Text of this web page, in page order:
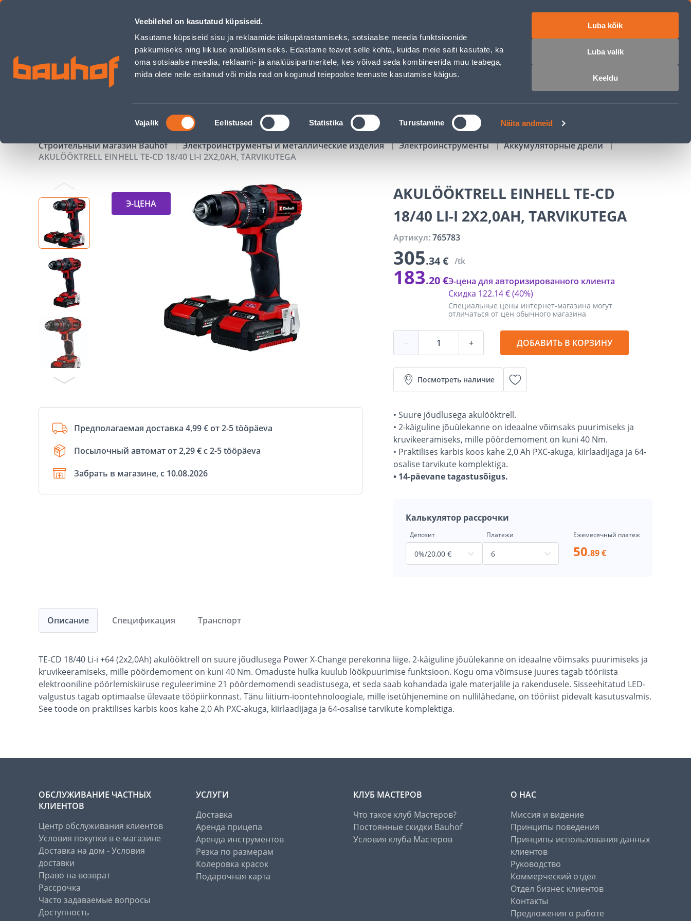
Veebilehel on kasutatud küpsiseid.
Kasutame küpsiseid sisu ja reklaamide isikupärastamiseks, sotsiaalse meedia funktsioonide
pakkumiseks ning liikluse analüüsimiseks. Edastame teavet selle kohta, kuidas meie saiti kasutate, ka
oma sotsiaalse meedia, reklaami- ja analüüsipartneritele, kes võivad seda kombineerida muu teabega,
mida olete neile esitanud või mida nad on kogunud teiepoolse teenuste kasutamise käigus.
Nõusoleku
valik
Vajalik Eelistused Statistika Turustamine Näita andmeid
Luba kõik
Luba valik
Keeldu
AKULÖÖKTRELL EINHELL TE-CD 18/40 LI-I 2X2,0AH, TARVIKUTEGA - Bauhof has loaded
Обслуживание бизнес-клиентов Обслуживание частных клиентов Услуги Предложения о работе
ПОИСК
АКЦИИ КАТАЛОГИ АРЕНДА ИНСТРУМЕНТОВ РАССРОЧКА
Строительный магазин Bauhof Электроинструменты и металлические изделия Электроинструменты
Аккумуляторные дрели
AKULÖÖKTRELL EINHELL TE-CD 18/40 LI-I 2X2,0AH, TARVIKUTEGA
Э-ЦЕНА
Предполагаемая доставка 4,99 € от 2-5 tööpäeva
Посылочный автомат от 2,29 € с 2-5 tööpäeva
Забрать в магазине, с 10.08.2026
AKULÖÖKTRELL EINHELL TE-CD
18/40 LI-I 2X2,0AH, TARVIKUTEGA
Артикул:765783
305.34 € /tk
183.20 €
Специальные цены интернет-магазина могут
отличаться от цен обычного магазина
Скидка 122.14 €(40%)
Э-цена для авторизированного клиента
− + ДОБАВИТЬ В КОРЗИНУ
Посмотреть наличие
• Suure jõudlusega akulööktrell.
• 2-käiguline jõuülekanne on ideaalne võimsaks puurimiseks ja
kruvikeeramiseks, mille pöördemoment on kuni 40 Nm.
• Praktilises karbis koos kahe 2,0 Ah PXC-akuga, kiirlaadijaga ja 64-
osalise tarvikute komplektiga.
• 14-päevane tagastusõigus.
Калькулятор рассрочки
Депозит Платежи Ежемесячный платеж
50.89 €
Описание
TE-CD 18/40 Li-i +64 (2x2,0Ah) akulööktrell on suure jõudlusega Power X-Change perekonna liige. 2-käiguline jõuülekanne on ideaalne võimsaks puurimiseks ja
kruvikeeramiseks, mille pöördemoment on kuni 40 Nm. Omaduste hulka kuulub löökpuurimise funktsioon. Kogu oma võimsuse juures tagab tööriista
elektrooniline pöörlemiskiiruse reguleerimine 21 pöördemomendi seadistusega, et seda saab kohandada igale materjalile ja rakendusele. Sisseehitatud LED-
valgustus tagab optimaalse ülevaate tööpiirkonnast. Tänu liitium-ioontehnoloogiale, mille isetühjenemine on nullilähedane, on tööriist pidevalt kasutusvalmis.
See toode on praktilises karbis koos kahe 2,0 Ah PXC-akuga, kiirlaadijaga ja 64-osalise tarvikute komplektiga.
Спецификация Транспорт
ОБСЛУЖИВАНИЕ ЧАСТНЫХ
КЛИЕНТОВ
Центр обслуживания клиентов
Условия покупки в е-магазине
Доставка на дом - Условия
доставки
Право на возврат
Рассрочка
Часто задаваемые вопросы
Доступность
УСЛУГИ
Доставка
Аренда прицепа
Аренда инструментов
Резка по размерам
Колеровка красок
Подарочная карта
КЛУБ МАСТЕРОВ
Что такое клуб Мастеров?
Постоянные скидки Bauhof
Условия клуба Мастеров
О НАС
Миссия и видение
Принципы поведения
Принципы использования данных
клиентов
Руководство
Коммерческий отдел
Отдел бизнес клиентов
Контакты
Предложения о работе